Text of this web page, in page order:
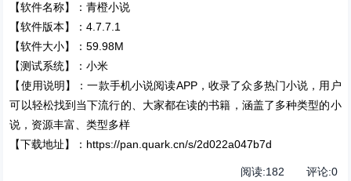
【软件名称】：青橙小说
【软件版本】：4.7.7.1
【软件大小】：59.98M
【测试系统】：小米
【使用说明】：一款手机小说阅读APP，收录了众多热门小说，用户
可以轻松找到当下流行的、大家都在读的书籍，涵盖了多种类型的小
说，资源丰富、类型多样
【下载地址】：https://pan.quark.cn/s/2d022a047b7d
阅读:182 评论:0